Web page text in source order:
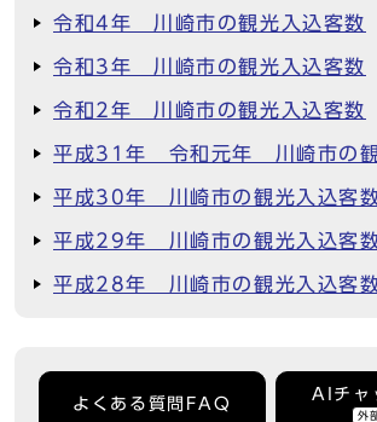
令和4年 川崎市の観光入込客数
令和3年 川崎市の観光入込客数
令和2年 川崎市の観光入込客数
平成31年 令和元年 川崎市の観
平成30年 川崎市の観光入込客
平成29年 川崎市の観光入込客
平成28年 川崎市の観光入込客
よくある質問FAQ
AIチャ
外